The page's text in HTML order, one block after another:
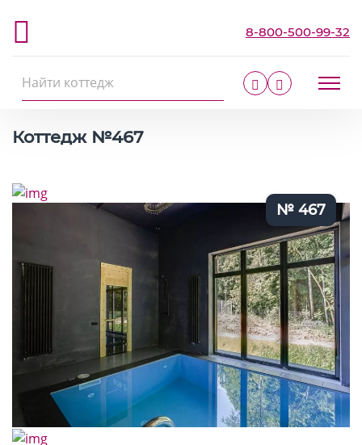
8-800-500-99-32
Главная Коттеджи Коттедж №467
Коттедж №467
№ 467